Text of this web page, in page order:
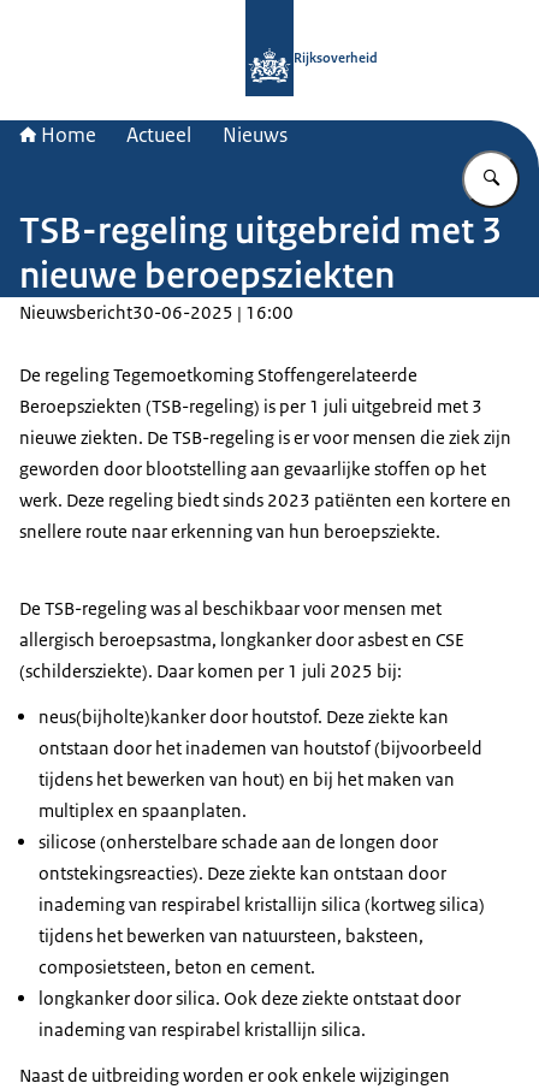
Rijksoverheid
Home Actueel Nieuws
TSB-regeling uitgebreid met 3
nieuwe beroepsziekten
Nieuwsbericht30-06-2025 | 16:00
De regeling Tegemoetkoming Stoffengerelateerde
Beroepsziekten (TSB-regeling) is per 1 juli uitgebreid met 3
nieuwe ziekten. De TSB-regeling is er voor mensen die ziek zijn
geworden door blootstelling aan gevaarlijke stoffen op het
werk. Deze regeling biedt sinds 2023 patiënten een kortere en
snellere route naar erkenning van hun beroepsziekte.
De TSB-regeling was al beschikbaar voor mensen met
allergisch beroepsastma, longkanker door asbest en CSE
(schildersziekte). Daar komen per 1 juli 2025 bij:
neus(bijholte)kanker door houtstof. Deze ziekte kan
ontstaan door het inademen van houtstof (bijvoorbeeld
tijdens het bewerken van hout) en bij het maken van
multiplex en spaanplaten.
silicose (onherstelbare schade aan de longen door
ontstekingsreacties). Deze ziekte kan ontstaan door
inademing van respirabel kristallijn silica (kortweg silica)
tijdens het bewerken van natuursteen, baksteen,
composietsteen, beton en cement.
longkanker door silica. Ook deze ziekte ontstaat door
inademing van respirabel kristallijn silica.
Naast de uitbreiding worden er ook enkele wijzigingen